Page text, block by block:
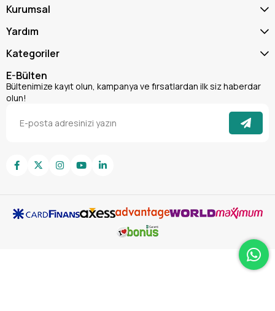
Kurumsal
Yardım
Kategoriler
E-Bülten
Bültenimize kayıt olun, kampanya ve fırsatlardan ilk siz haberdar
olun!